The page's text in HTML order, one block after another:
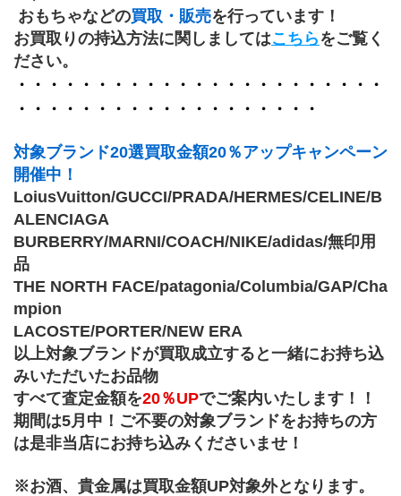
おもちゃなどの買取・販売を行っています！
お買取りの持込方法に関しましてはこちら をご覧く
ださい。
・・・・・・・・・・・・・・・・・・・・・・・
・・・・・・・・・・・・・・・・・・・
対象ブランド20選買取金額20％アップキャンペーン
開催中！
LoiusVuitton/GUCCI/PRADA/HERMES/CELINE/B
ALENCIAGA
BURBERRY/MARNI/COACH/NIKE/adidas/無印用
品
THE NORTH FACE/patagonia/Columbia/GAP/Cha
mpion
﻿LACOSTE/PORTER/NEW ERA
以上対象ブランドが買取成立すると一緒にお持ち込
みいただいたお品物
すべて査定金額を20％UPでご案内いたします！！
期間は5月中！ご不要の対象ブランドをお持ちの方
は是非当店にお持ち込みくださいませ！
※お酒、貴金属は買取金額UP対象外となります。